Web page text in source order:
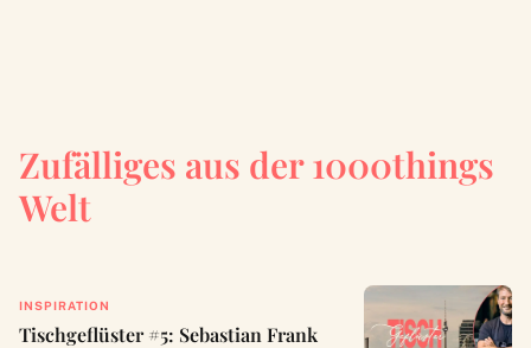
Zufälliges aus der 1000things
Welt
INSPIRATION
Tischgeflüster #5: Sebastian Frank